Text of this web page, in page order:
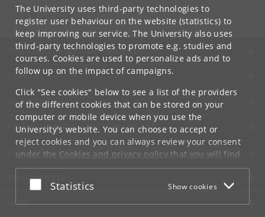
The University uses third-party technologies to
register user behaviour on the website (statistics) to
keep improving our service. The University also uses
third-party technologies to promote e.g. studies and
courses. Cookies are used to personalize ads and to
follow up on the impact of campaigns.
Click "See cookies" below to see a list of the providers
of the different cookies that can be stored on your
computer or mobile device when you use the
University's website. You can choose to accept or
reject cookies and you can always review your consent
under the Cookies and privacy policythat you will find
at the bottom of each page.
Google privacy policy
Accept or reject
Statistics Show cookies
CIRCD
dk
UNIVERSITY OF COPENHAGEN
CONTACT
SERVICES
FOR STUDENTS AND EMPLOYEES
JOB AND CAREER
EMERGENCIES
WEB